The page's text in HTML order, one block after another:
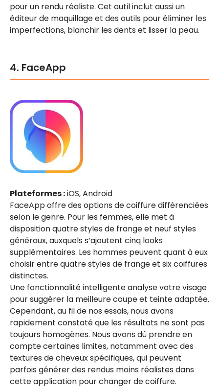
pour un rendu réaliste. Cet outil inclut aussi un
éditeur de maquillage et des outils pour éliminer les
imperfections, blanchir les dents et lisser la peau.
4. FaceApp
Plateformes :iOS, Android
FaceApp offre des options de coiffure différenciées
selon le genre. Pour les femmes, elle met à
disposition quatre styles de frange et neuf styles
généraux, auxquels s’ajoutent cinq looks
supplémentaires. Les hommes peuvent quant à eux
choisir entre quatre styles de frange et six coiffures
distinctes.
Une fonctionnalité intelligente analyse votre visage
pour suggérer la meilleure coupe et teinte adaptée.
Cependant, au fil de nos essais, nous avons
rapidement constaté que les résultats ne sont pas
toujours homogènes. Nous avons dû prendre en
compte certaines limites, notamment avec des
textures de cheveux spécifiques, qui peuvent
parfois générer des rendus moins réalistes dans
cette application pour changer de coiffure.